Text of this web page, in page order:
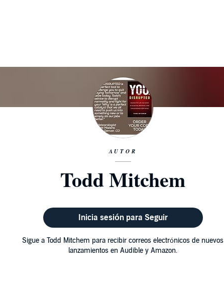
AUTOR
Todd Mitchem
Inicia sesión para Seguir
Sigue a Todd Mitchem para recibir correos electrónicos de nuevos
lanzamientos en Audible y Amazon.